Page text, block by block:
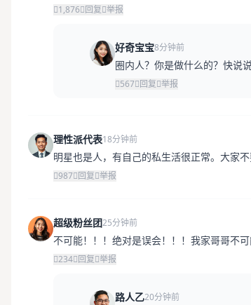
1,876 回复 举报
好奇宝宝8分钟前
圈内人？你是做什么的？快说
567 回复 举报
理性派代表18分钟前
明星也是人，有自己的私生活很正常。大家
987 回复 举报
超级粉丝团25分钟前
不可能！！！绝对是误会！！！我家哥哥不
234 回复 举报
路人乙20分钟前